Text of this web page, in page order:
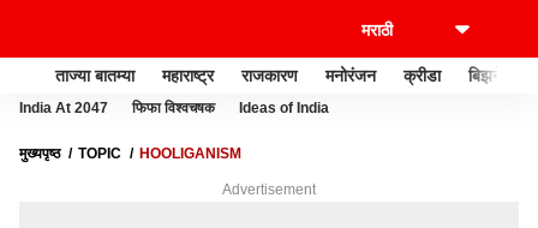
ताज्या बातम्या महाराष्ट्र राजकारण मनोरंजन क्रीडा बिझनेस
India At 2047 फिफा विश्वचषक Ideas of India
मुख्यपृष्ठ TOPIC HOOLIGANISM
Advertisement